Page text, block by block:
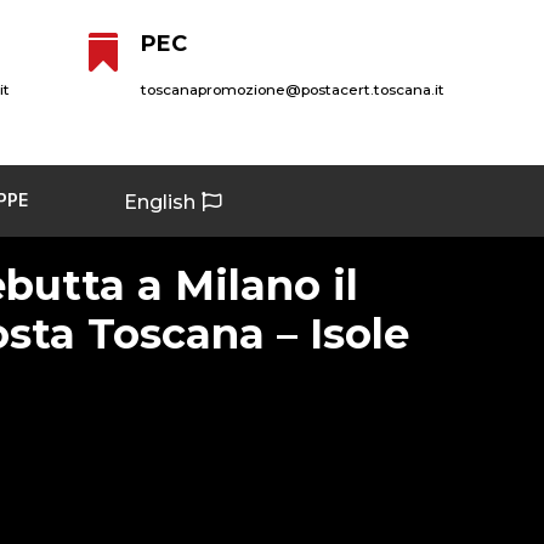
 PEC
toscanapromozione@postacert.toscana.it
English
a Milano il
Toscana – Isole